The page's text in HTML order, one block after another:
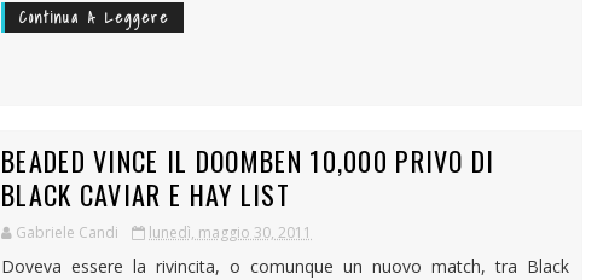
Continua A Leggere
BEADED VINCE IL DOOMBEN 10,000 PRIVO DI
BLACK CAVIAR E HAY LIST
Gabriele Candi lunedì, maggio 30, 2011
Doveva essere la rivincita, o comunque un nuovo match, tra Black